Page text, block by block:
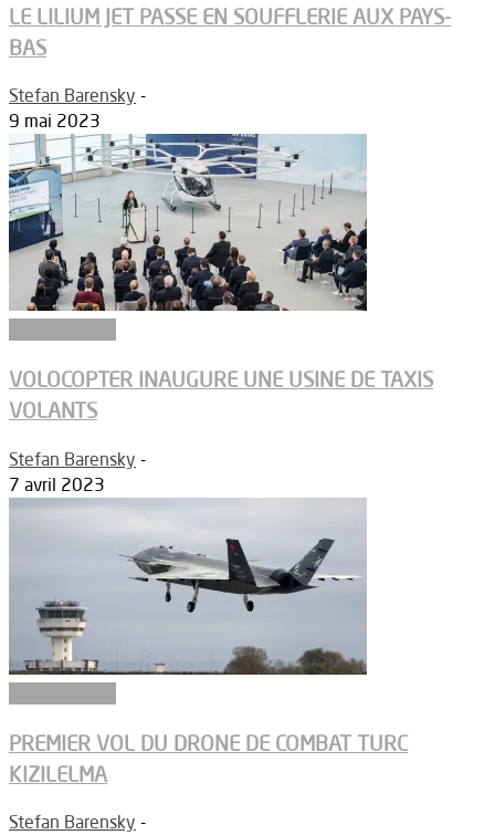
LE LILIUM JET PASSE EN SOUFFLERIE AUX PAYS-
BAS
Stefan Barensky -
9 mai 2023
VOLOCOPTER INAUGURE UNE USINE DE TAXIS
VOLANTS
Stefan Barensky -
7 avril 2023
PREMIER VOL DU DRONE DE COMBAT TURC
KIZILELMA
Stefan Barensky -